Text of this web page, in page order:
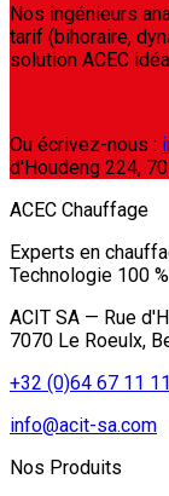
Nos ingénieurs
tarif (bihoraire,
solution ACEC
Ou écrivez-nous :
d'Houdeng 224,
ACEC Chauffage
Experts en
Technologie 100
ACIT SA — Rue
7070 Le Roeulx,
+32 (0)64 67 11 11
info@acit-sa.com
Nos Produits